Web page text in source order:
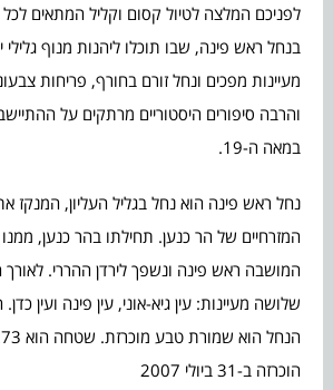
לפניכם המלצה לטיול קסום וקליל המתאים
בנחל ראש פינה, שבו תוכלו ליהנות מנוף גלילי
מעיינות מפכים ונחל זורם בחורף, פריחות
והרבה סיפורים היסטוריים מרתקים על
במאה ה-19.
נחל ראש פינה הוא נחל בגליל העליון, המנקז
המזרחיים של הר כנען. תחילתו בהר כנען, ממנו
המושבה ראש פינה ונשפך לירדן ההררי. לאורך
שלושה מעיינות: עין גיא-אוני, עין פינה ועין
הוכרזה ב-31 ביולי 2007